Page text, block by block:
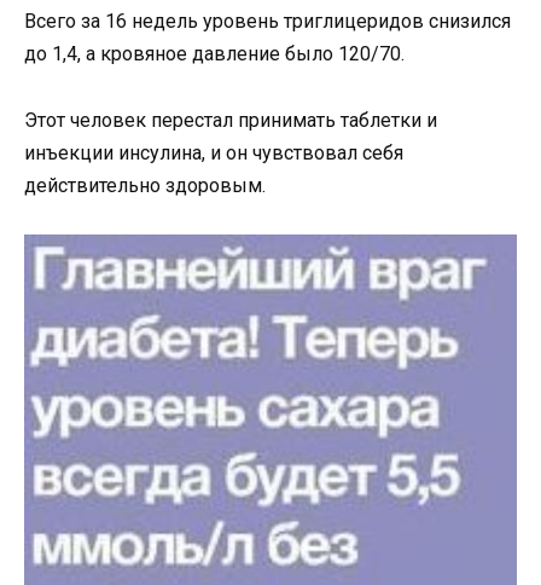
Всего за 16 недель уровень триглицеридов снизился
до 1,4, а кровяное давление было 120/70.
Этот человек перестал принимать таблетки и
инъекции инсулина, и он чувствовал себя
действительно здоровым.